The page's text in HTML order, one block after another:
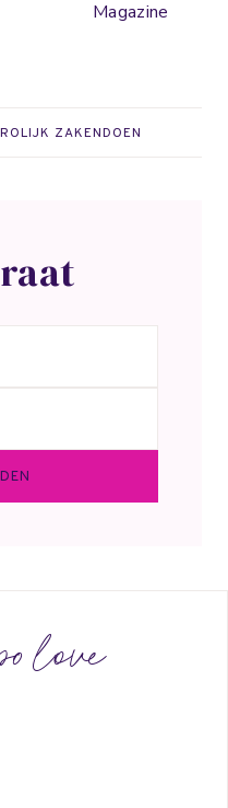
ZAKENDOEN
love